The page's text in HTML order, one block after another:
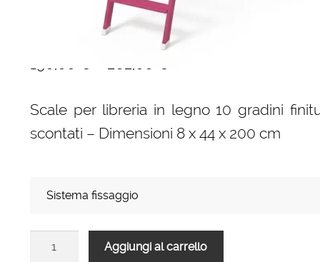
Scale per libreria in legno 10
190,00 € 262,00 €
Scale per libreria in legno 10 gradini
scontati – Dimensioni 8 x 44 x 200 cm
Sistema fissaggio
Aggiungi al carrello